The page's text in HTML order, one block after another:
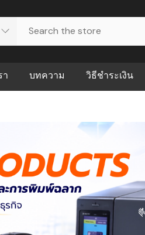
า
วอร์
บทความ
บริหารคลังสินค้าที่ช่วยลด
สต็อกแบบ Real-time
ปัญหาคลังสินค้าที่บอกว่า
ธุรกิจของคุณควรเริ่มใช้
WMS กับ ERP ต่างกัน
วิธีชำระเงิน